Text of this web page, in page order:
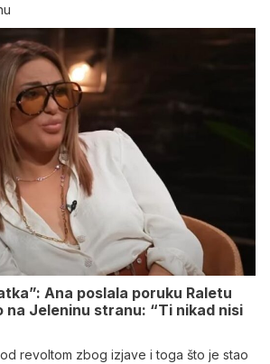
Ana poslala poruku Raletu
na Jeleninu stranu: “Ti nikad nisi
revoltom zbog izjave i toga što je stao